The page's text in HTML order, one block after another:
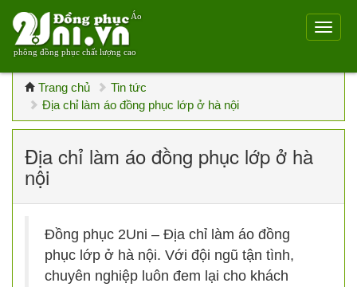
Áo
phông đồng phục chất lượng cao
Trang chủ
Tin tức
Địa chỉ làm áo đồng phục lớp ở hà nội
Địa chỉ làm áo đồng phục lớp ở hà
nội
Đồng phục 2Uni – Địa chỉ làm áo đồng
phục lớp ở hà nội. Với đội ngũ tận tình,
chuyên nghiệp luôn đem lại cho khách